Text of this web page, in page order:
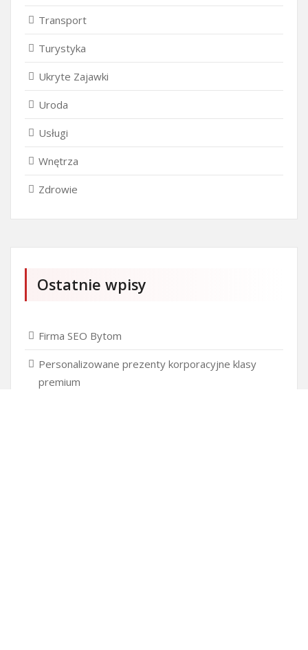
Transport
Turystyka
Ukryte Zajawki
Uroda
Usługi
Wnętrza
Zdrowie
Ostatnie wpisy
Firma SEO Bytom
Personalizowane prezenty korporacyjne klasy
premium